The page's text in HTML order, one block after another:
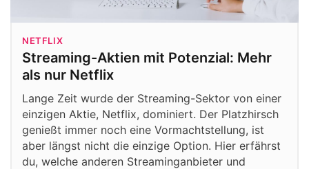
NETFLIX
Streaming-Aktien mit Potenzial: Mehr
als nur Netflix
Lange Zeit wurde der Streaming-Sektor von einer
einzigen Aktie, Netflix, dominiert. Der Platzhirsch
genießt immer noch eine Vormachtstellung, ist
aber längst nicht die einzige Option. Hier erfährst
du, welche anderen Streaminganbieter und